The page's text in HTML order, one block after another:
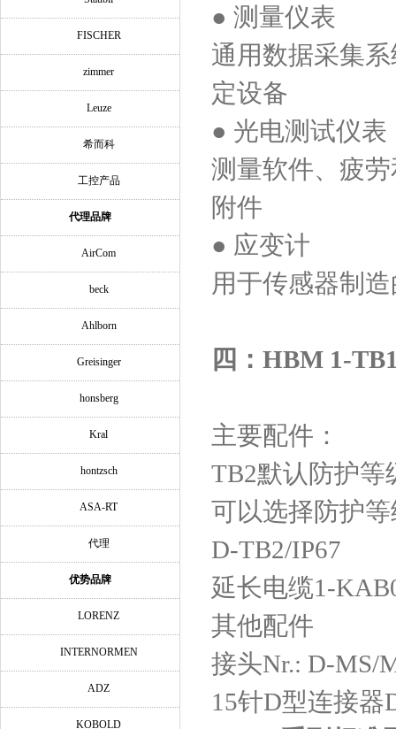
FISCHER
zimmer
Leuze
希而科
工控产品
代理品牌
AirCom
beck
Ahlborn
Greisinger
honsberg
Kral
hontzsch
ASA-RT
代理
优势品牌
LORENZ
INTERNORMEN
ADZ
KOBOLD
● 测量仪表
通用数据采集
定设备
● 光电测试仪表
测量软件、疲
附件
● 应变计
用于传感器制
四：HBM 1-
主要配件：
TB2默认防护等
可以选择防护
D‐TB2/IP67
延长电缆1-
其他配件
接头Nr.: D‐MS/
15针D型连接器